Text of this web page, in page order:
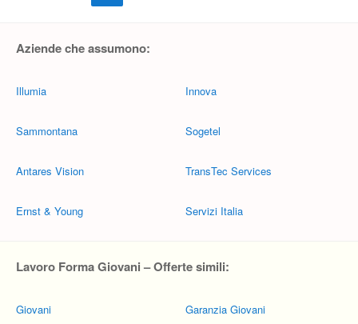
Aziende che assumono:
Illumia
Sammontana
Antares Vision
Ernst & Young
Innova
Sogetel
TransTec Services
Servizi Italia
Lavoro Forma Giovani – Offerte simili:
Giovani Garanzia Giovani